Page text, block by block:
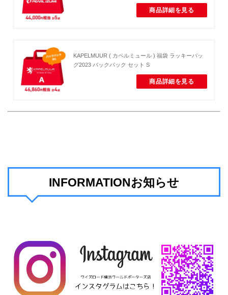
商品詳細を見る
KAPELMUUR ( カペルミュール ) 福袋 ラッキーバッ
グ2023 バックパック セット S
商品詳細を見る
INFORMATIONお知らせ